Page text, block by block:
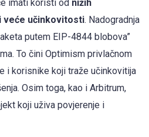
imati koristi od nižih
veće učinkovitosti. Nadogradnja
putem EIP-4844 blobova”
To čini Optimism privlačnom
i korisnike koji traže učinkovitija
Osim toga, kao i Arbitrum,
koji uživa povjerenje i